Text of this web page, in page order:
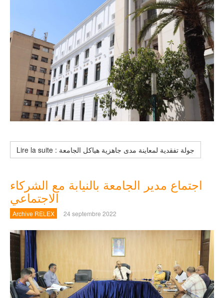
Lire la suite : جولة تفقدية لمعاينة مدى جاهزية هياكل الجامعة
اجتماع مدير الجامعة بالنيابة مع الشركاء
الاجتماعي
Archive RELEX 24 septembre 2022